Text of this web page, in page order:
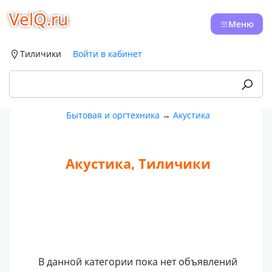
VelQ.ru Меню
Тиличики Войти в кабинет
Бытовая и оргтехника → Акустика
Акустика, Тиличики
В данной категории пока нет объявлений